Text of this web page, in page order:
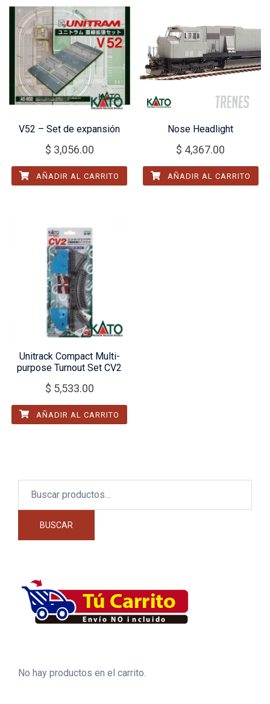
V52 – Set de expansión
$ 3,056.00
AÑADIR AL CARRITO
Nose Headlight
$ 4,367.00
AÑADIR AL CARRITO
Unitrack Compact Multi-
purpose Turnout Set CV2
$ 5,533.00
AÑADIR AL CARRITO
BUSCAR
No hay productos en el carrito.